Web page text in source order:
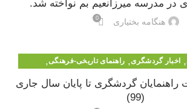
در مدرسه میرزانعیم بم نواخته شد.
هنگامه بختیاری 0
, اخبار گردشگری, راهنمای تاریخی-فرهنگی,
راهنمایان زمین گردشگری
راهنمایان گردشگری تا پایان سال جاری
(99)